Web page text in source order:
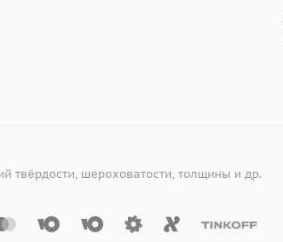
твёрдости, шероховатости, толщины и др.